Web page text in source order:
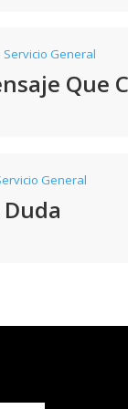
Servicio General
Que
General